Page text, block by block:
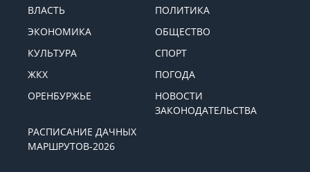
ВЛАСТЬ
ПОЛИТИКА
ЭКОНОМИКА
ОБЩЕСТВО
КУЛЬТУРА
СПОРТ
ЖКХ
ПОГОДА
ОРЕНБУРЖЬЕ
НОВОСТИ
ЗАКОНОДАТЕЛЬСТВА
РАСПИСАНИЕ ДАЧНЫХ
МАРШРУТОВ-2026